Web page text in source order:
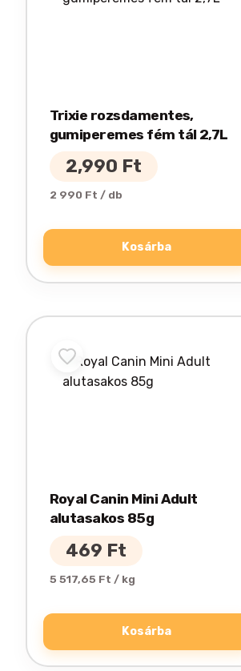
Trixie rozsdamentes,
gumiperemes fém tál 2,7L
2,990 Ft
2 990 Ft / db
Kosárba
Royal Canin Mini Adult
alutasakos 85g
469 Ft
5 517,65 Ft / kg
Kosárba